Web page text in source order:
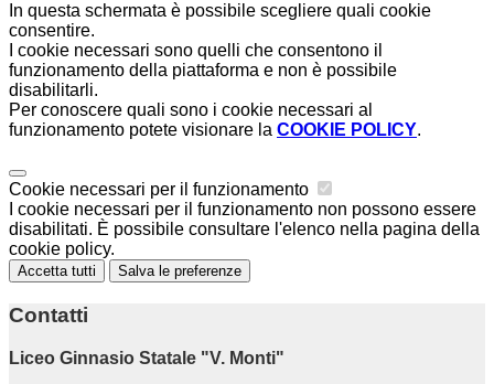
In questa schermata è possibile scegliere quali cookie
consentire.
I cookie necessari sono quelli che consentono il
funzionamento della piattaforma e non è possibile
disabilitarli.
Per conoscere quali sono i cookie necessari al
funzionamento potete visionare la COOKIE POLICY.
Cookie necessari per il funzionamento
I cookie necessari per il funzionamento non possono essere
disabilitati. È possibile consultare l'elenco nella pagina della
cookie policy.
Accetta tutti Salva le preferenze
Contatti
Liceo Ginnasio Statale "V. Monti"